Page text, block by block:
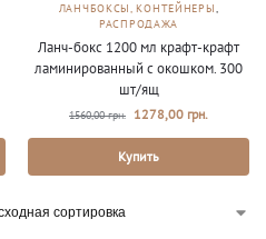
ЛАНЧБОКСЫ, КОНТЕЙНЕРЫ,
РАСПРОДАЖА
Ланч-бокс 1200 мл крафт-крафт
ламинированный с окошком. 300
шт/ящ
1560,00грн. 1278,00 грн.
Купить